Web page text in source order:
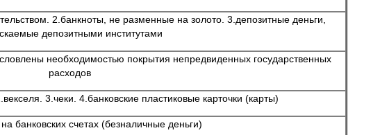
2.банкноты, не разменные на золото. 3.депозитные деньги,
депозитными институтами
необходимостью покрытия непредвиденных государственных
расходов
3.чеки. 4.банковские пластиковые карточки (карты)
банковских счетах (безналичные деньги)